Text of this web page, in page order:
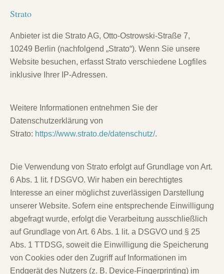
Strato
Anbieter ist die Strato AG, Otto-Ostrowski-Straße 7,
10249 Berlin (nachfolgend „Strato“). Wenn Sie unsere
Website besuchen, erfasst Strato verschiedene Logfiles
inklusive Ihrer IP-Adressen.
Weitere Informationen entnehmen Sie der
Datenschutzerklärung von
Strato: https://www.strato.de/datenschutz/.
Die Verwendung von Strato erfolgt auf Grundlage von Art.
6 Abs. 1 lit. f DSGVO. Wir haben ein berechtigtes
Interesse an einer möglichst zuverlässigen Darstellung
unserer Website. Sofern eine entsprechende Einwilligung
abgefragt wurde, erfolgt die Verarbeitung ausschließlich
auf Grundlage von Art. 6 Abs. 1 lit. a DSGVO und § 25
Abs. 1 TTDSG, soweit die Einwilligung die Speicherung
von Cookies oder den Zugriff auf Informationen im
Endgerät des Nutzers (z. B. Device-Fingerprinting) im